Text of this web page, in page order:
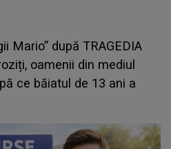
Mario” după TRAGEDIA
oamenii din mediul
ce băiatul de 13 ani a